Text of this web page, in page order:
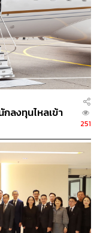
ประจำกอง
STANDARD
ลงทุนไหลเข้า
251